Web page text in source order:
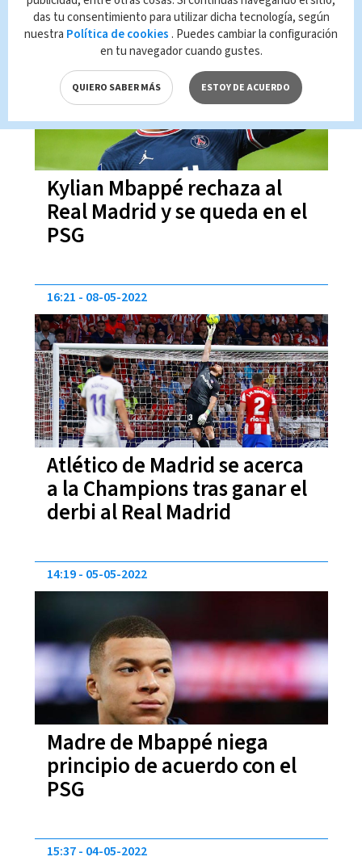
Kylian Mbappé rechaza al
Real Madrid y se queda en el
PSG
11:51 21-05-2022
Atlético de Madrid se acerca
a la Champions tras ganar el
derbi al Real Madrid
16:21 08-05-2022
Madre de Mbappé niega
principio de acuerdo con el
PSG
14:19 05-05-2022
15:37 04-05-2022
das tu consentimiento para utilizar dicha tecnología, según
nuestra Política de cookies . Puedes cambiar la configuración
en tu navegador cuando gustes.
QUIERO SABER MÁS ESTOY DE ACUERDO